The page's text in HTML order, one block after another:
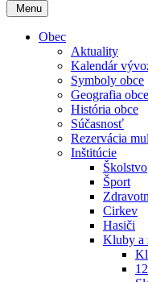
Menu
Obec
Aktuality
Kalendár
Symboly obce
Geografia obce
História obce
Súčasnosť
Rezervácia
Inštitúcie
Školstvo
Šport
Cirkev
Hasiči
Kluby a